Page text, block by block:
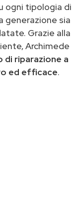
ogni tipologia di
generazione sia
Grazie alla
Archimede
di riparazione a
ed efficace.